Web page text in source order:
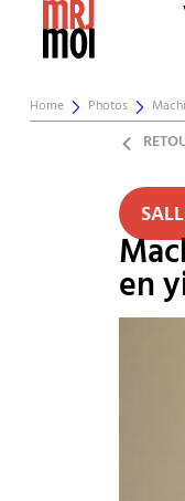
Home Photos
en